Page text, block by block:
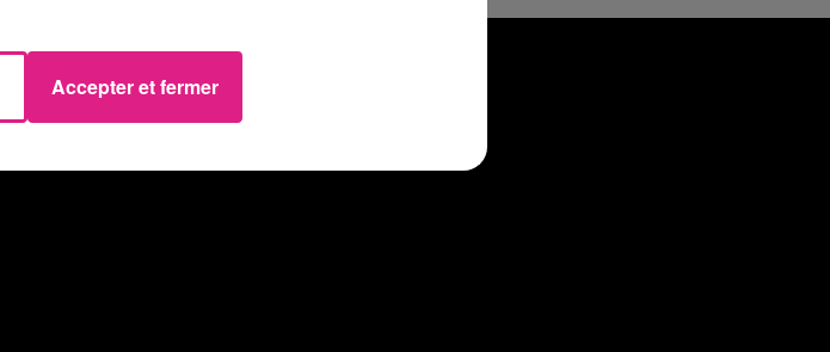
Accepter et fermer